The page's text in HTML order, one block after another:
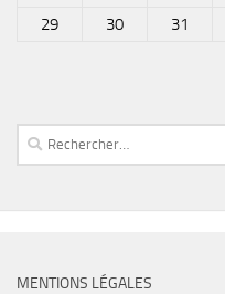
29
30 31
Rechercher :
MENTIONS LÉGALES